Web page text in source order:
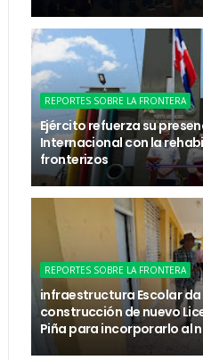
REPORTES SOBRE LA FRONTERA
Ejército refuerza su
Internacional con la
fronterizos
REPORTES SOBRE LA FRONTERA
infraestructura Escolar
construcción de nuevo
Piña para incorporarlo al